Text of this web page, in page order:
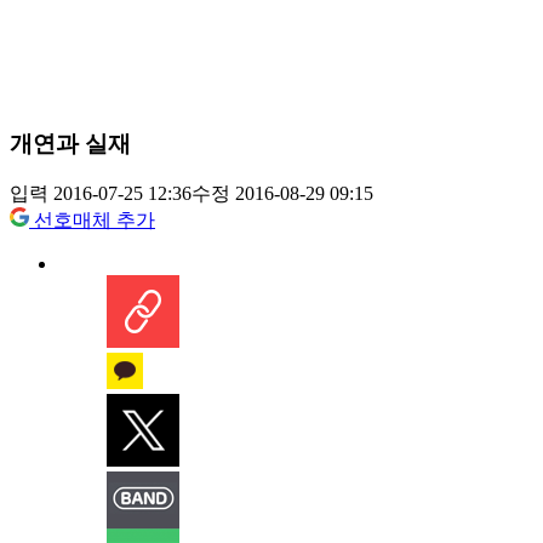
개연과 실재
입력 2016-07-25 12:36수정 2016-08-29 09:15
선호매체 추가